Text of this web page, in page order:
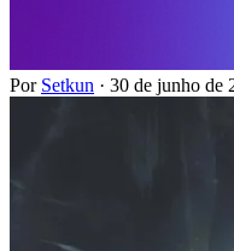
Por Setkun · 30 de junho de